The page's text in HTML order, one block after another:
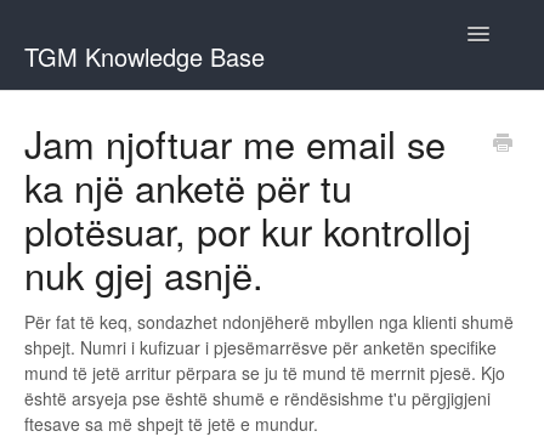
TGM Knowledge Base
Toggle
Bahasa Indonesia
Italiano
日本語
한국어
Português
Română
Русский
Jam njoftuar me email se
ka një anketë për tu
plotësuar, por kur kontrolloj
nuk gjej asnjë.
Për fat të keq, sondazhet ndonjëherë mbyllen nga klienti shumë
shpejt. Numri i kufizuar i pjesëmarrësve për anketën specifike
mund të jetë arritur përpara se ju të mund të merrnit pjesë. Kjo
është arsyeja pse është shumë e rëndësishme t'u përgjigjeni
ftesave sa më shpejt të jetë e mundur.